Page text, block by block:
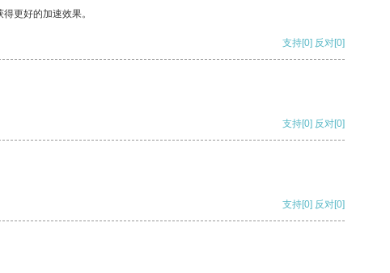
更好的加速效果。
支持[0] 反对[0]
支持[0] 反对[0]
支持[0] 反对[0]